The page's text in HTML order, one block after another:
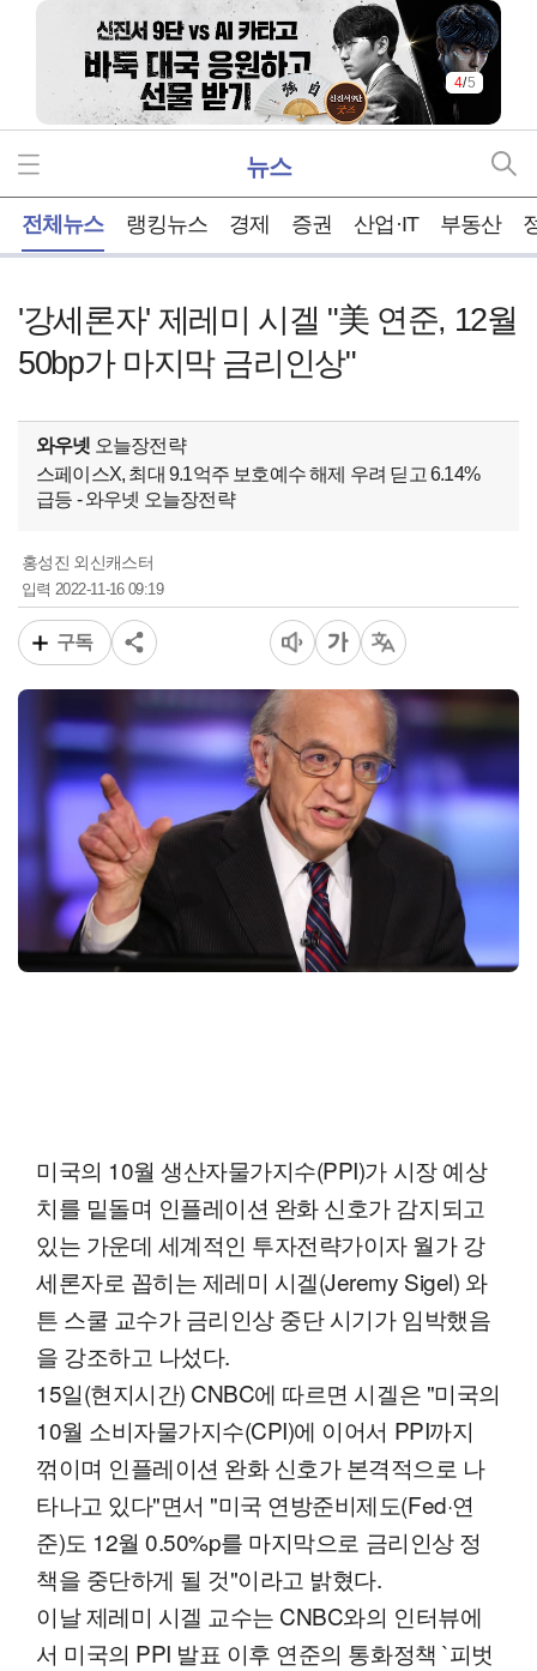
5/5
뉴스
전체뉴스 랭킹뉴스 경제 증권 산업·IT 부동산
'강세론자' 제레미 시겔 "美 연준, 12월
50bp가 마지막 금리인상"
와우넷 오늘장전략
스페이스X, 최대 9.1억주 보호예수 해제 우려 딛고 6.14%
급등 - 와우넷 오늘장전략
홍성진 외신캐스터
입력2022-11-16 09:19
구독
미국의 10월 생산자물가지수(PPI)가 시장 예상
치를 밑돌며 인플레이션 완화 신호가 감지되고
있는 가운데 세계적인 투자전략가이자 월가 강
세론자로 꼽히는 제레미 시겔(Jeremy Sigel) 와
튼 스쿨 교수가 금리인상 중단 시기가 임박했음
을 강조하고 나섰다.
15일(현지시간) CNBC에 따르면 시겔은 "미국의
10월 소비자물가지수(CPI)에 이어서 PPI까지
꺾이며 인플레이션 완화 신호가 본격적으로 나
타나고 있다"면서 "미국 연방준비제도(Fed·연
준)도 12월 0.50%p를 마지막으로 금리인상 정
책을 중단하게 될 것"이라고 밝혔다.
이날 제레미 시겔 교수는 CNBC와의 인터뷰에
서 미국의 PPI 발표 이후 연준의 통화정책 `피벗